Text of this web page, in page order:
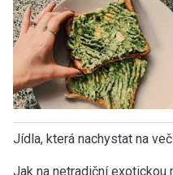
Jídla, která nachystat na
Jak na netradiční exotickou